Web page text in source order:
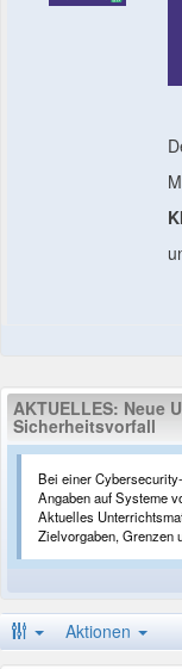
AKTUELLES: Neue
Sicherheitsvorfall
Bei einer
Angaben auf Systeme
Aktuelles
Zielvorgaben, Grenzen
Aktionen